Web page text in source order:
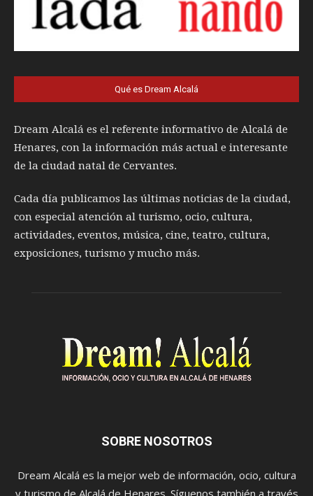
Qué es Dream Alcalá
Dream Alcalá es el referente informativo de Alcalá de
Henares, con la información más actual e interesante
de la ciudad natal de Cervantes.
Cada día publicamos las últimas noticias de la ciudad,
con especial atención al turismo, ocio, cultura,
actividades, eventos, música, cine, teatro, cultura,
exposiciones, turismo y mucho más.
SOBRE NOSOTROS
Dream Alcalá es la mejor web de información, ocio, cultura